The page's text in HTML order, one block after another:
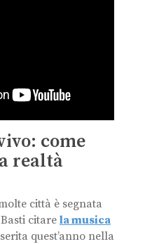
come
realtà
città è segnata
citare la musica
quest’anno nella